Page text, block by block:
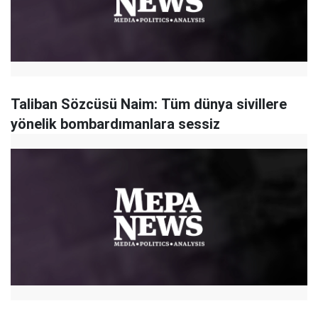
Taliban Sözcüsü Naim: Tüm dünya sivillere
yönelik bombardımanlara sessiz